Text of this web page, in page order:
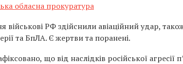
обласна прокуратура
військові РФ здійснили авіаційний удар,
та БпЛА. Є жертви та поранені.
що від наслідків російської агресії